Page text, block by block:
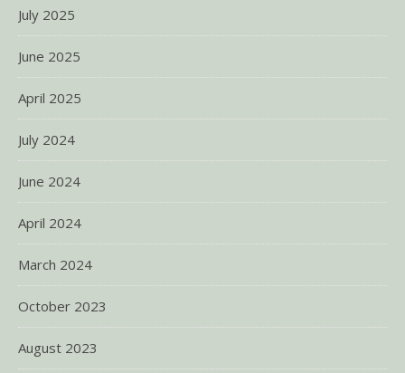
July 2025
June 2025
April 2025
July 2024
June 2024
April 2024
March 2024
October 2023
August 2023